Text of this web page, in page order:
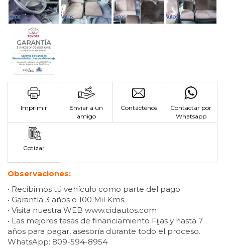
Imprimir
Enviar a un
amigo
Contáctenos
Contactar por
Whatsapp
Cotizar
Observaciones:
• Recibimos tú vehículo como parte del pago.
• Garantía 3 años o 100 Mil Kms.
• Visita nuestra WEB www.cidautos.com
• Las mejores tasas de financiamiento Fijas y hasta 7
años para pagar, asesoría durante todo el proceso.
WhatsApp: 809-594-8954